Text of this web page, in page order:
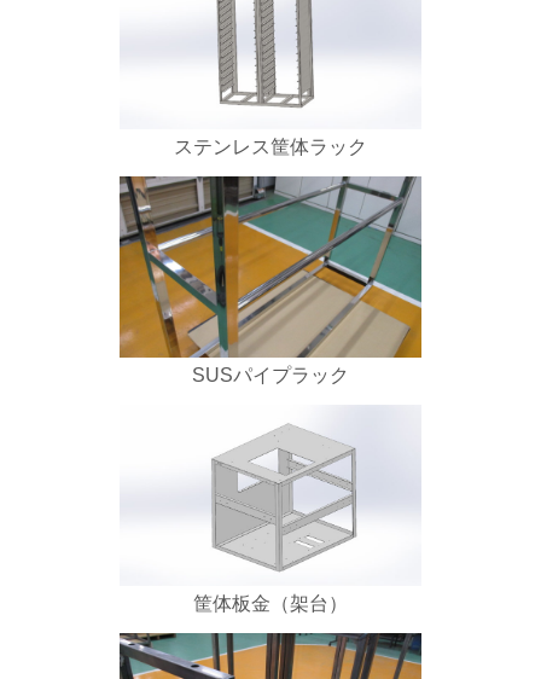
ステンレス筐体ラック
SUSパイプラック
筐体板金（架台）